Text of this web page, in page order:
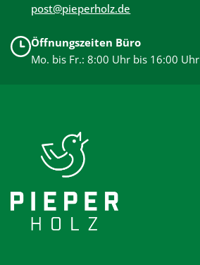
post@pieperholz.de
Öffnungszeiten Büro
Mo. bis Fr.: 8:00 Uhr bis 16:00 Uhr